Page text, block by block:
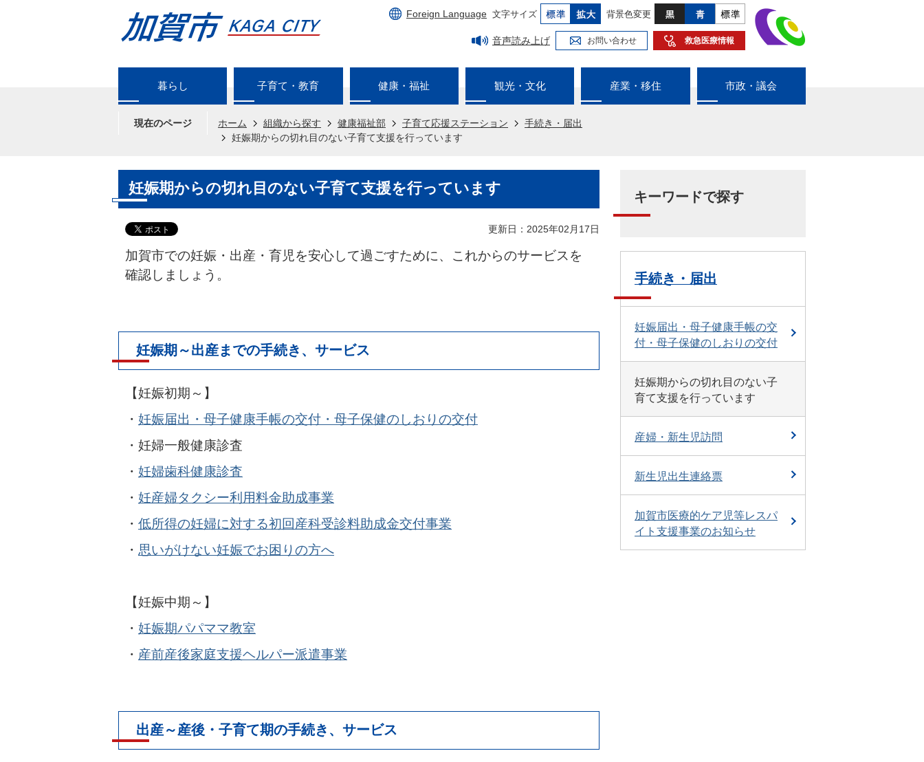
Foreign Language 文字サイズ 背景色変更
音声読み上げ お問い合わせ 救急医療情報
暮らし 子育て・教育 健康・福祉 観光・文化 産業・移住 市政・議会
現在のページ ホーム 組織から探す 健康福祉部 子育て応援ステーション
手続き・届出
妊娠期からの切れ目のない子育て支援を行っています
妊娠期からの切れ目のない子育て支援を行っています
更新日：2025年02月17日
加賀市での妊娠・出産・育児を安心して過ごすために、これからのサービスを
確認しましょう。
妊娠期～出産までの手続き、サービス
【妊娠初期～】
・ 妊娠届出・母子健康手帳の交付・母子保健のしおりの交付
・ 妊婦一般健康診査
・ 妊婦歯科健康診査
・ 妊産婦タクシー利用料金助成事業
・ 低所得の妊婦に対する初回産科受診料助成金交付事業
・ 思いがけない妊娠でお困りの方へ
【妊娠中期～】
・ 妊娠期パパママ教室
・ 産前産後家庭支援ヘルパー派遣事業
出産～産後・子育て期の手続き、サービス
キーワードで探す
手続き・届出
妊娠届出・母子健康手帳の交
付・母子保健のしおりの交付
妊娠期からの切れ目のない子
育て支援を行っています
産婦・新生児訪問
新生児出生連絡票
加賀市医療的ケア児等レスパ
イト支援事業のお知らせ